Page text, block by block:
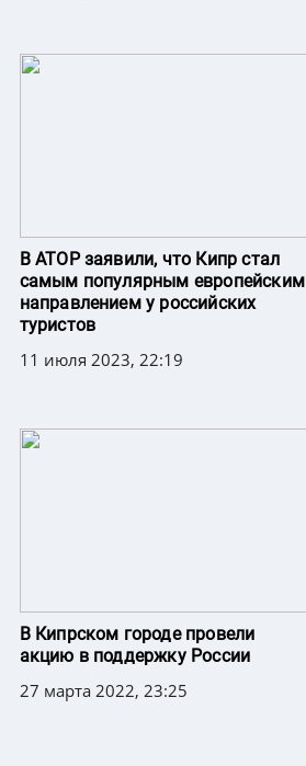
В АТОР заявили, что Кипр стал
самым популярным европейским
направлением у российских
туристов
11 июля 2023, 22:19
В Кипрском городе провели
акцию в поддержку России
27 марта 2022, 23:25